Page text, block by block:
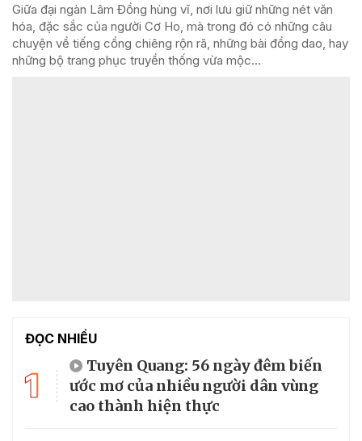
Giữa đại ngàn Lâm Đồng hùng vĩ, nơi lưu giữ những nét văn
hóa, đặc sắc của người Cơ Ho, mà trong đó có những câu
chuyện về tiếng cồng chiêng rộn rã, những bài đồng dao, hay
những bộ trang phục truyền thống vừa mộc...
ĐỌC NHIỀU
1
Tuyên Quang: 56 ngày đêm biến
ước mơ của nhiều người dân vùng
cao thành hiện thực